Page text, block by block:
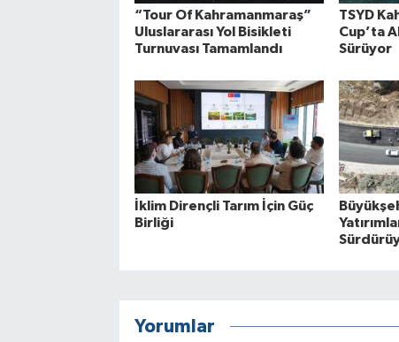
“Tour Of Kahramanmaraş”
Uluslararası Yol Bisikleti
Turnuvası Tamamlandı
TSYD
Cup’ta
Sürüyor
İklim Dirençli Tarım İçin Güç
Birliği
Yorumlar